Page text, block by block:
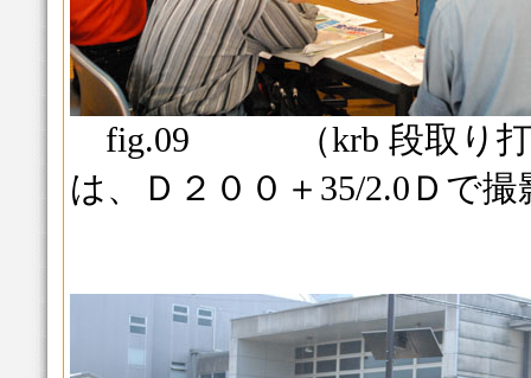
fig.09 （krb 段取り
は、Ｄ２００＋35/2.0Ｄで撮